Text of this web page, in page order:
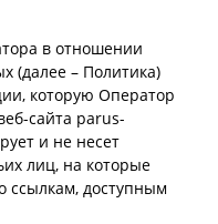
в отношении
(далее – Политика)
которую Оператор
сайта parus-
и не несет
лиц, на которые
ссылкам, доступным